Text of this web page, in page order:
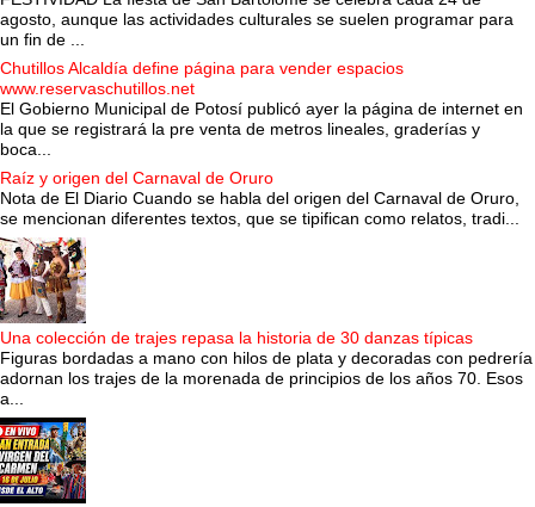
agosto, aunque las actividades culturales se suelen programar para
un fin de ...
Chutillos Alcaldía define página para vender espacios
www.reservaschutillos.net
El Gobierno Municipal de Potosí publicó ayer la página de internet en
la que se registrará la pre venta de metros lineales, graderías y
boca...
Raíz y origen del Carnaval de Oruro
Nota de El Diario Cuando se habla del origen del Carnaval de Oruro,
se mencionan diferentes textos, que se tipifican como relatos, tradi...
Una colección de trajes repasa la historia de 30 danzas típicas
Figuras bordadas a mano con hilos de plata y decoradas con pedrería
adornan los trajes de la morenada de principios de los años 70. Esos
a...